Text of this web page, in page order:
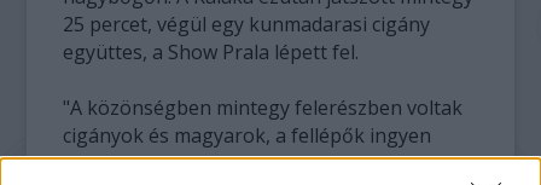
25 percet, végül egy kunmadarasi cigány
együttes, a Show Prala lépett fel.
"A közönségben mintegy felerészben voltak
cigányok és magyarok, a fellépők ingyen
játszottak" - mondta Gryllus Dániel.